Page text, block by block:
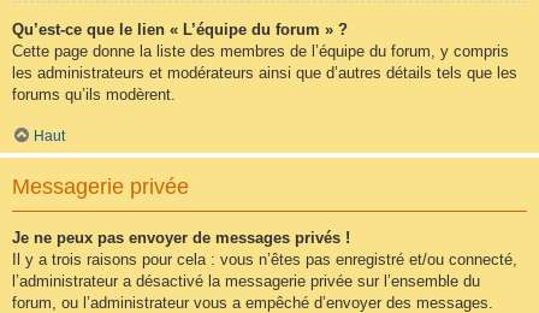
Qu’est-ce que le lien « L’équipe du forum » ?
Cette page donne la liste des membres de l’équipe du forum, y compris
les administrateurs et modérateurs ainsi que d’autres détails tels que les
forums qu’ils modèrent.
Haut
Messagerie privée
Je ne peux pas envoyer de messages privés !
Il y a trois raisons pour cela : vous n’êtes pas enregistré et/ou connecté,
l’administrateur a désactivé la messagerie privée sur l’ensemble du
forum, ou l’administrateur vous a empêché d’envoyer des messages.